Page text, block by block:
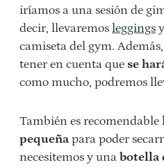
iríamos a una sesión de
decir, llevaremos leggings
camiseta del gym.
tener en cuenta que se
como mucho, podremos
También es recomendable
pequeña para poder
necesitemos y una botella